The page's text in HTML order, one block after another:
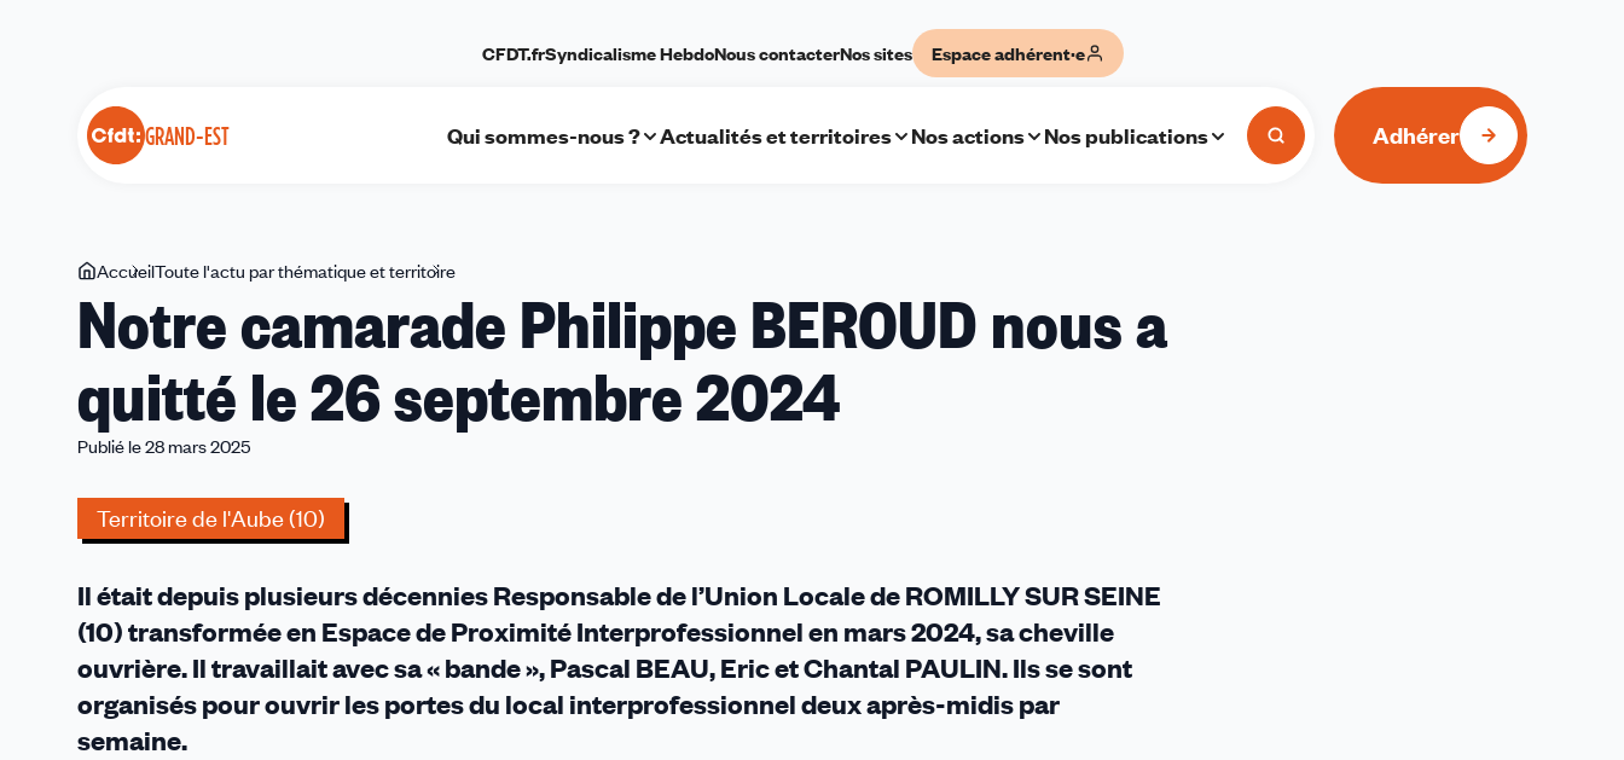
GRAND-EST
CFDT.frSyndicalisme HebdoNous contacterNos sites Espace adhérent·e
Qui sommes-nous ? Actualités et territoires Nos actions Nos publications Adhérer
Vous
êtes
ici
AccueilToute l'actu par thématique et territoire
camarade
Philippe
nous
a
Notre camarade Philippe BEROUD nous a
quitté le 26 septembre 2024
Publié le 28 mars 2025
Territoire de l'Aube (10)
Il était depuis plusieurs décennies Responsable de l’Union Locale de ROMILLY SUR SEINE
(10) transformée en Espace de Proximité Interprofessionnel en mars 2024, sa cheville
ouvrière. Il travaillait avec sa « bande », Pascal BEAU, Eric et Chantal PAULIN. Ils se sont
organisés pour ouvrir les portes du local interprofessionnel deux après-midis par
semaine.